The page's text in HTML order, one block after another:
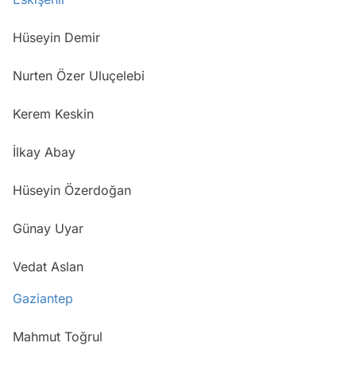
Hüseyin Demir
Nurten Özer Uluçelebi
Kerem Keskin
İlkay Abay
Hüseyin Özerdoğan
Günay Uyar
Vedat Aslan
Gaziantep
Mahmut Toğrul